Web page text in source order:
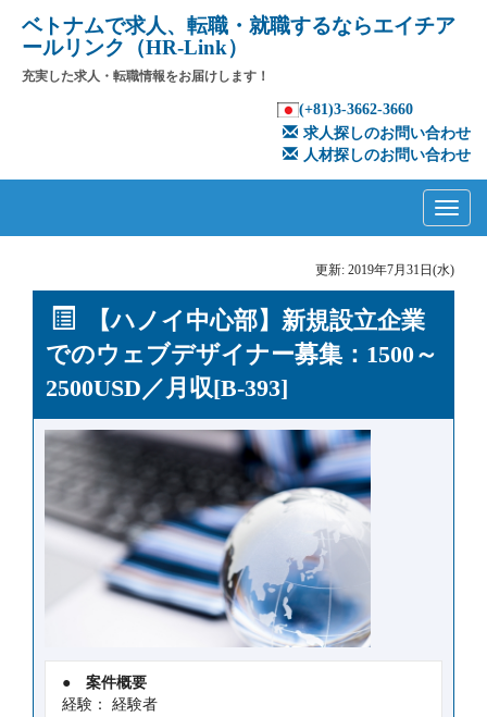
ベトナムで求人、転職・就職するならエイチア
ールリンク（HR-Link）
充実した求人・転職情報をお届けします！
(+81)3-3662-3660
求人探しのお問い合わせ
人材探しのお問い合わせ
Menu
content
更新: 2019年7月31日(水)
【ハノイ中心部】新規設立企業
でのウェブデザイナー募集：1500～
2500USD／月収[B-393]
● 案件概要
経験： 経験者